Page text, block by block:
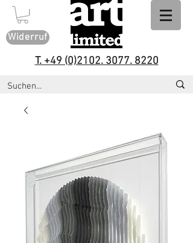
Widerruf
T. +49 (0)2102. 3077. 8220